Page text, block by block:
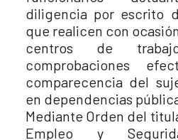
diligencia por escrito
que realicen con
centros de
comprobaciones
comparecencia del
en dependencias
Mediante Orden del
Empleo y